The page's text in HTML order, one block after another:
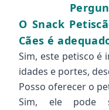
O Snack
Cães é
Sim, este petisco é
idades e portes,
Posso oferecer o
Sim, ele pode